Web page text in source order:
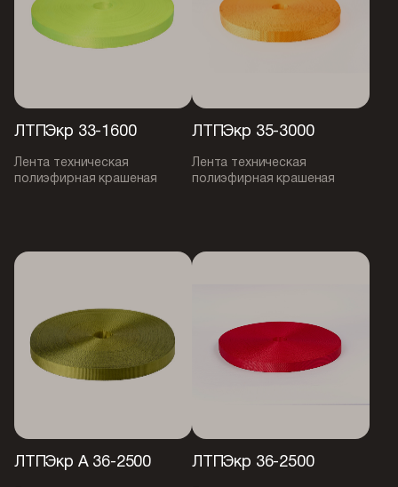
ЛТПЭкр 33-1600
Лента техническая
полиэфирная крашеная
ЛТПЭкр 35-3000
Лента техническая
полиэфирная крашеная
ЛТПЭкр А 36-2500 ЛТПЭкр 36-2500